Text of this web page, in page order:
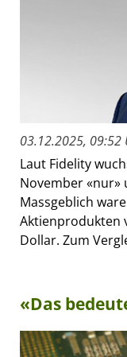
03.12.2025, 09:52
Laut Fidelity
November «nur»
Massgeblich
Aktienprodukten
Dollar. Zum
«Das